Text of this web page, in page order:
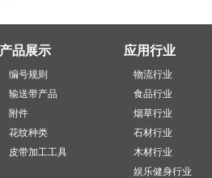
产品展示
编号规则
输送带产品
附件
花纹种类
皮带加工工具
应用行业
物流行业
食品行业
烟草行业
石材行业
木材行业
娱乐健身行业